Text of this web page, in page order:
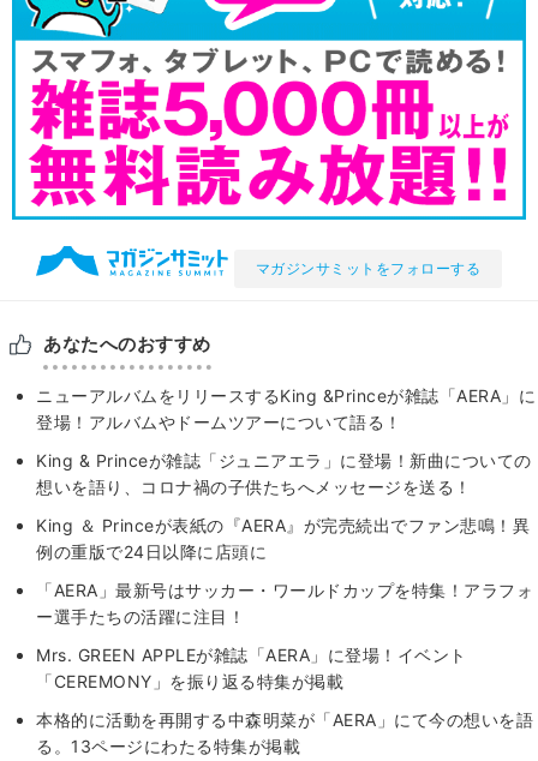
マガジンサミットをフォローする
あなたへのおすすめ
ニューアルバムをリリースするKing &Princeが雑誌「AERA」に
登場！アルバムやドームツアーについて語る！
King & Princeが雑誌「ジュニアエラ」に登場！新曲についての
想いを語り、コロナ禍の子供たちへメッセージを送る！
King ＆ Princeが表紙の『AERA』が完売続出でファン悲鳴！異
例の重版で24日以降に店頭に
「AERA」最新号はサッカー・ワールドカップを特集！アラフォ
ー選手たちの活躍に注目！
Mrs. GREEN APPLEが雑誌「AERA」に登場！イベント
「CEREMONY」を振り返る特集が掲載
本格的に活動を再開する中森明菜が「AERA」にて今の想いを語
る。13ページにわたる特集が掲載